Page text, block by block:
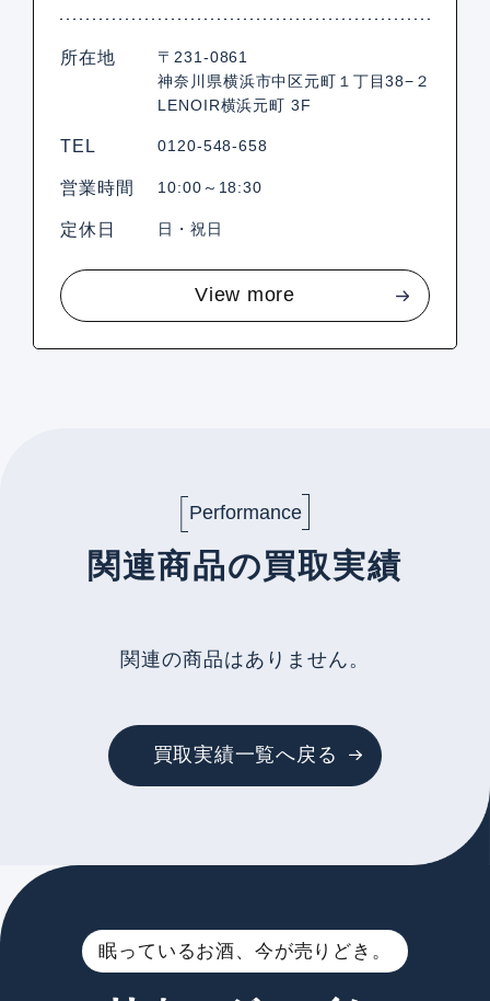
所在地
〒231-0861
神奈川県横浜市中区元町１丁目38−２
LENOIR横浜元町 3F
TEL 0120-548-658
営業時間 10:00～18:30
定休日 日・祝日
View more
Performance
関連商品の買取実績
関連の商品はありません。
買取実績一覧へ戻る
眠っているお酒、今が売りどき。